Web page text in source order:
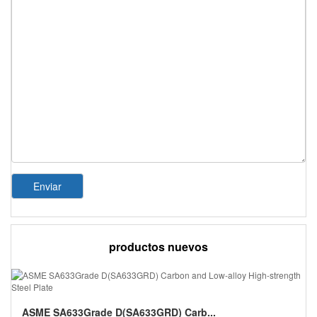
Enviar
productos nuevos
ASME SA633Grade D(SA633GRD) Carb...